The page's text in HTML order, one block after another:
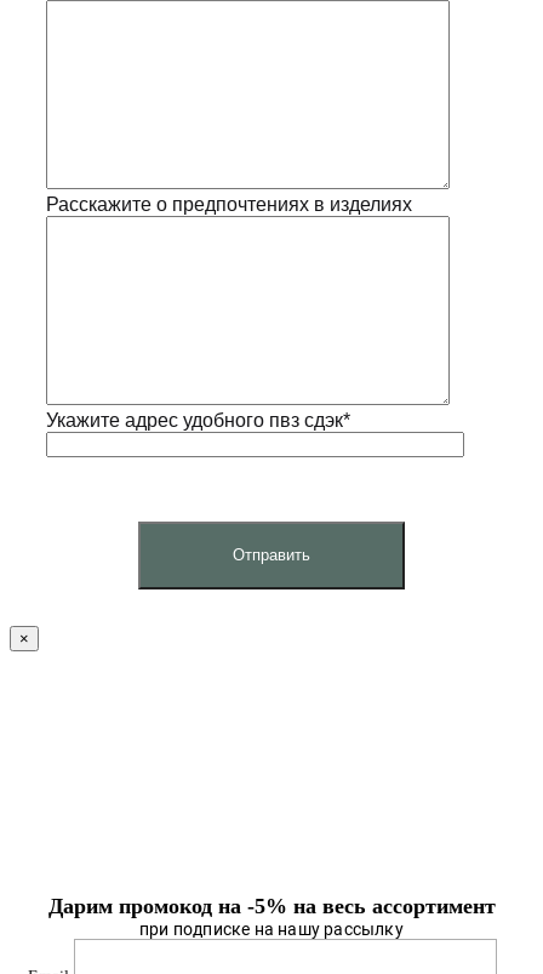
Расскажите о предпочтениях в изделиях
Укажите адрес удобного пвз сдэк*
×
Дарим промокод на -5% на весь ассортимент
при подписке на нашу рассылку